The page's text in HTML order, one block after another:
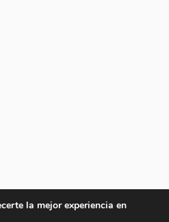
la mejor experiencia en